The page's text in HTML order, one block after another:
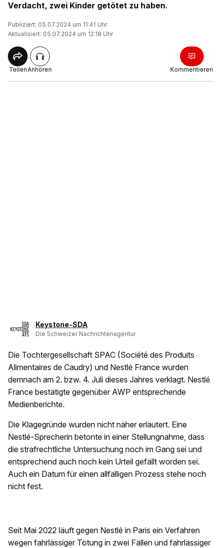
Verdacht, zwei Kinder getötet zu haben.
Publiziert: 05.07.2024 um 11:41 Uhr
Aktualisiert: 05.07.2024 um 12:18 Uhr
TeilenAnhören Kommentieren
Keystone-SDA
Die Schweizer Nachrichtenagentur
Die Tochtergesellschaft SPAC (Société des Produits
Alimentaires de Caudry) und Nestlé France wurden
demnach am 2. bzw. 4. Juli dieses Jahres verklagt. Nestlé
France bestätigte gegenüber AWP entsprechende
Medienberichte.
Die Klagegründe wurden nicht näher erläutert. Eine
Nestlé-Sprecherin betonte in einer Stellungnahme, dass
die strafrechtliche Untersuchung noch im Gang sei und
entsprechend auch noch kein Urteil gefällt worden sei.
Auch ein Datum für einen allfälligen Prozess stehe noch
nicht fest.
Seit Mai 2022 läuft gegen Nestlé in Paris ein Verfahren
wegen fahrlässiger Tötung in zwei Fällen und fahrlässiger